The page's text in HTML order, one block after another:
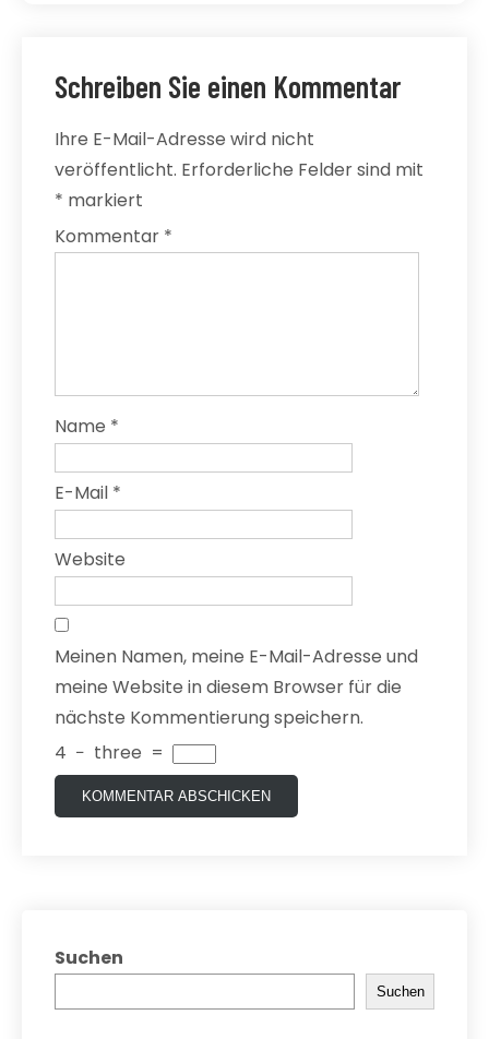
Schreiben Sie einen Kommentar
Ihre E-Mail-Adresse wird nicht
veröffentlicht. Erforderliche Felder sind mit
* markiert
Kommentar *
Name *
E-Mail *
Website
Meinen Namen, meine E-Mail-Adresse und
meine Website in diesem Browser für die
nächste Kommentierung speichern.
4 − three =
Suchen
Suchen